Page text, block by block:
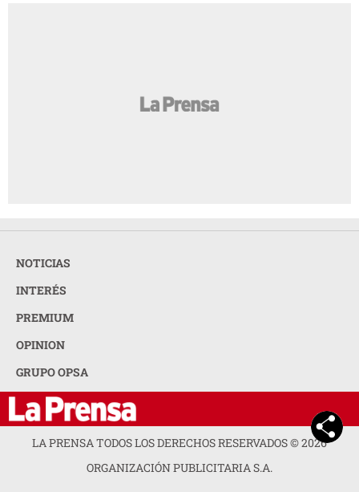
NOTICIAS
INTERÉS
PREMIUM
OPINION
GRUPO OPSA
LA PRENSA TODOS LOS DERECHOS RESERVADOS ©2026
ORGANIZACIÓN PUBLICITARIA S.A.